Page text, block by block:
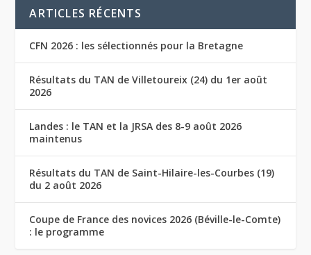
ARTICLES RÉCENTS
CFN 2026 : les sélectionnés pour la Bretagne
Résultats du TAN de Villetoureix (24) du 1er août
2026
Landes : le TAN et la JRSA des 8-9 août 2026
maintenus
Résultats du TAN de Saint-Hilaire-les-Courbes (19)
du 2 août 2026
Coupe de France des novices 2026 (Béville-le-Comte)
: le programme